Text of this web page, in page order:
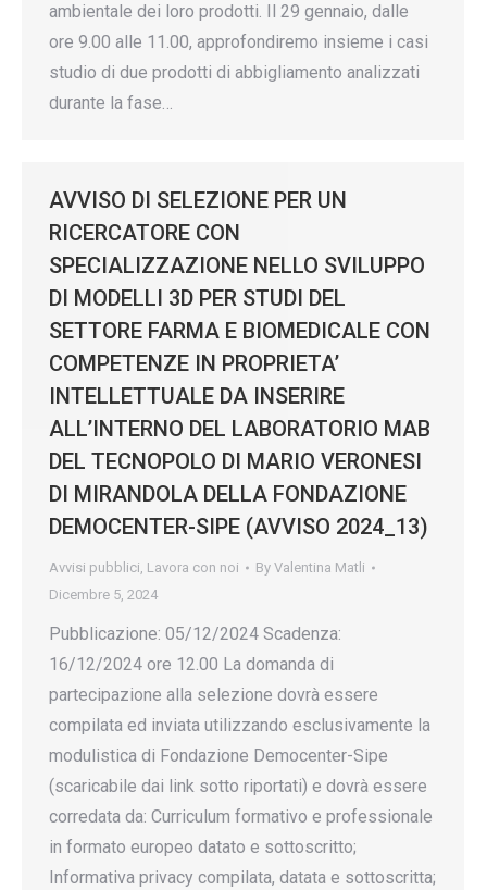
ambientale dei loro prodotti. Il 29 gennaio, dalle
ore 9.00 alle 11.00, approfondiremo insieme i casi
studio di due prodotti di abbigliamento analizzati
durante la fase…
AVVISO DI SELEZIONE PER UN
RICERCATORE CON
SPECIALIZZAZIONE NELLO SVILUPPO
DI MODELLI 3D PER STUDI DEL
SETTORE FARMA E BIOMEDICALE CON
COMPETENZE IN PROPRIETA’
INTELLETTUALE DA INSERIRE
ALL’INTERNO DEL LABORATORIO MAB
DEL TECNOPOLO DI MARIO VERONESI
DI MIRANDOLA DELLA FONDAZIONE
DEMOCENTER-SIPE (AVVISO 2024_13)
Avvisi pubblici, Lavora con noi By Valentina Matli
Dicembre 5, 2024
Pubblicazione: 05/12/2024 Scadenza:
16/12/2024 ore 12.00 La domanda di
partecipazione alla selezione dovrà essere
compilata ed inviata utilizzando esclusivamente la
modulistica di Fondazione Democenter-Sipe
(scaricabile dai link sotto riportati) e dovrà essere
corredata da: Curriculum formativo e professionale
in formato europeo datato e sottoscritto;
Informativa privacy compilata, datata e sottoscritta;